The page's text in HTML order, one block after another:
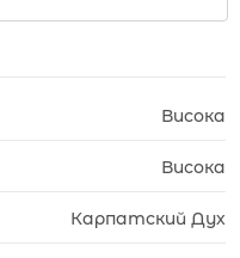
Висока
Висока
Карпатский Дух